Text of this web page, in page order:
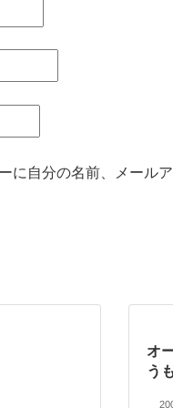
に自分の名前、メール
オ
う